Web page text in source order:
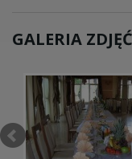
GALERIA ZDJĘĆ